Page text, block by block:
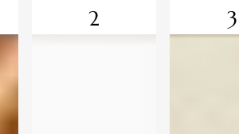
2 3